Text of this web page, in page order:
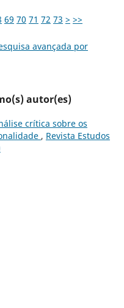
69 70 71 72 73 > >>
avançada por
autor(es)
crítica sobre os
, Revista Estudos